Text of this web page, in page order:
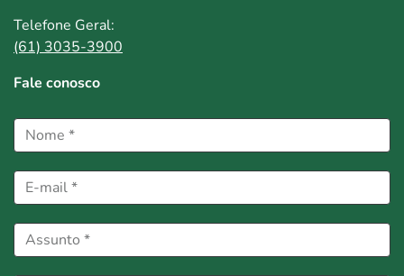
Telefone Geral:
(61) 3035-3900
Fale conosco